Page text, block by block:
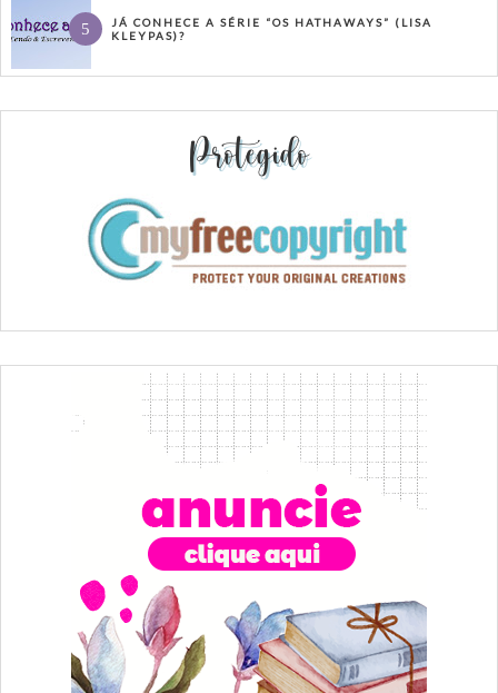
JÁ CONHECE A SÉRIE “OS HATHAWAYS” (LISA
KLEYPAS)?
Protegido